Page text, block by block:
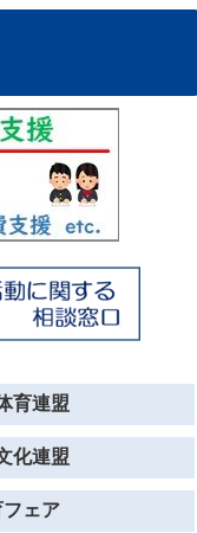
育連盟
化連盟
ェア